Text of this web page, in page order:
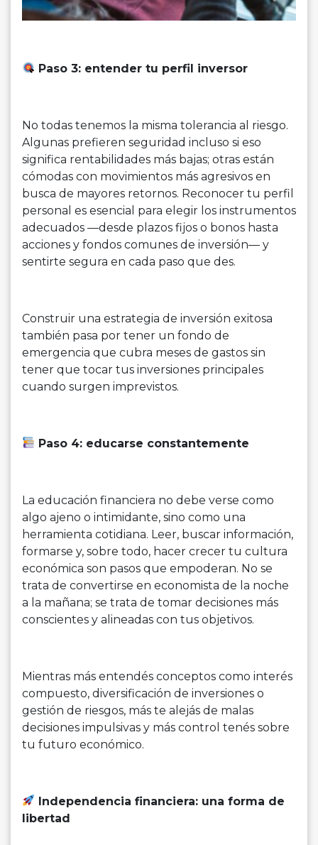
Paso 3: entender tu perfil inversor
No todas tenemos la misma tolerancia al riesgo.
Algunas prefieren seguridad incluso si eso
significa rentabilidades más bajas; otras están
cómodas con movimientos más agresivos en
busca de mayores retornos. Reconocer tu perfil
personal es esencial para elegir los instrumentos
adecuados —desde plazos fijos o bonos hasta
acciones y fondos comunes de inversión— y
sentirte segura en cada paso que des.
Construir una estrategia de inversión exitosa
también pasa por tener un fondo de
emergencia que cubra meses de gastos sin
tener que tocar tus inversiones principales
cuando surgen imprevistos.
Paso 4: educarse constantemente
La educación financiera no debe verse como
algo ajeno o intimidante, sino como una
herramienta cotidiana. Leer, buscar información,
formarse y, sobre todo, hacer crecer tu cultura
económica son pasos que empoderan. No se
trata de convertirse en economista de la noche
a la mañana; se trata de tomar decisiones más
conscientes y alineadas con tus objetivos.
Mientras más entendés conceptos como interés
compuesto, diversificación de inversiones o
gestión de riesgos, más te alejás de malas
decisiones impulsivas y más control tenés sobre
tu futuro económico.
Independencia financiera: una forma de
libertad